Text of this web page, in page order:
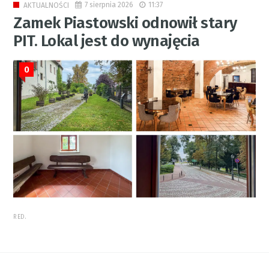
AKTUALNOŚCI 7 sierpnia 2026 11:37
Zamek Piastowski odnowił stary
PIT. Lokal jest do wynajęcia
0
RED.